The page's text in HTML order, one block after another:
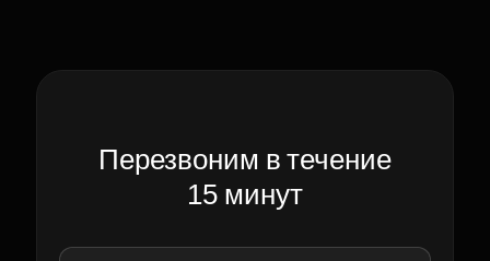
Перезвоним в течение
15 минут